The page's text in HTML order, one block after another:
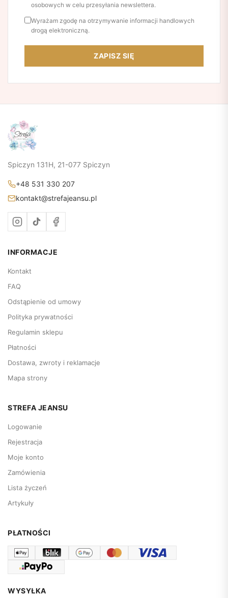
osobowych w celu przesyłania newslettera.
Wyrażam zgodę na otrzymywanie informacji handlowych
drogą elektroniczną.
ZAPISZ SIĘ
Spiczyn 131H, 21-077 Spiczyn
+48 531 330 207
kontakt@strefajeansu.pl
INFORMACJE
Kontakt
FAQ
Odstąpienie od umowy
Polityka prywatności
Regulamin sklepu
Płatności
Dostawa, zwroty i reklamacje
Mapa strony
STREFA JEANSU
Logowanie
Rejestracja
Moje konto
Zamówienia
Lista życzeń
Artykuły
PŁATNOŚCI
WYSYŁKA